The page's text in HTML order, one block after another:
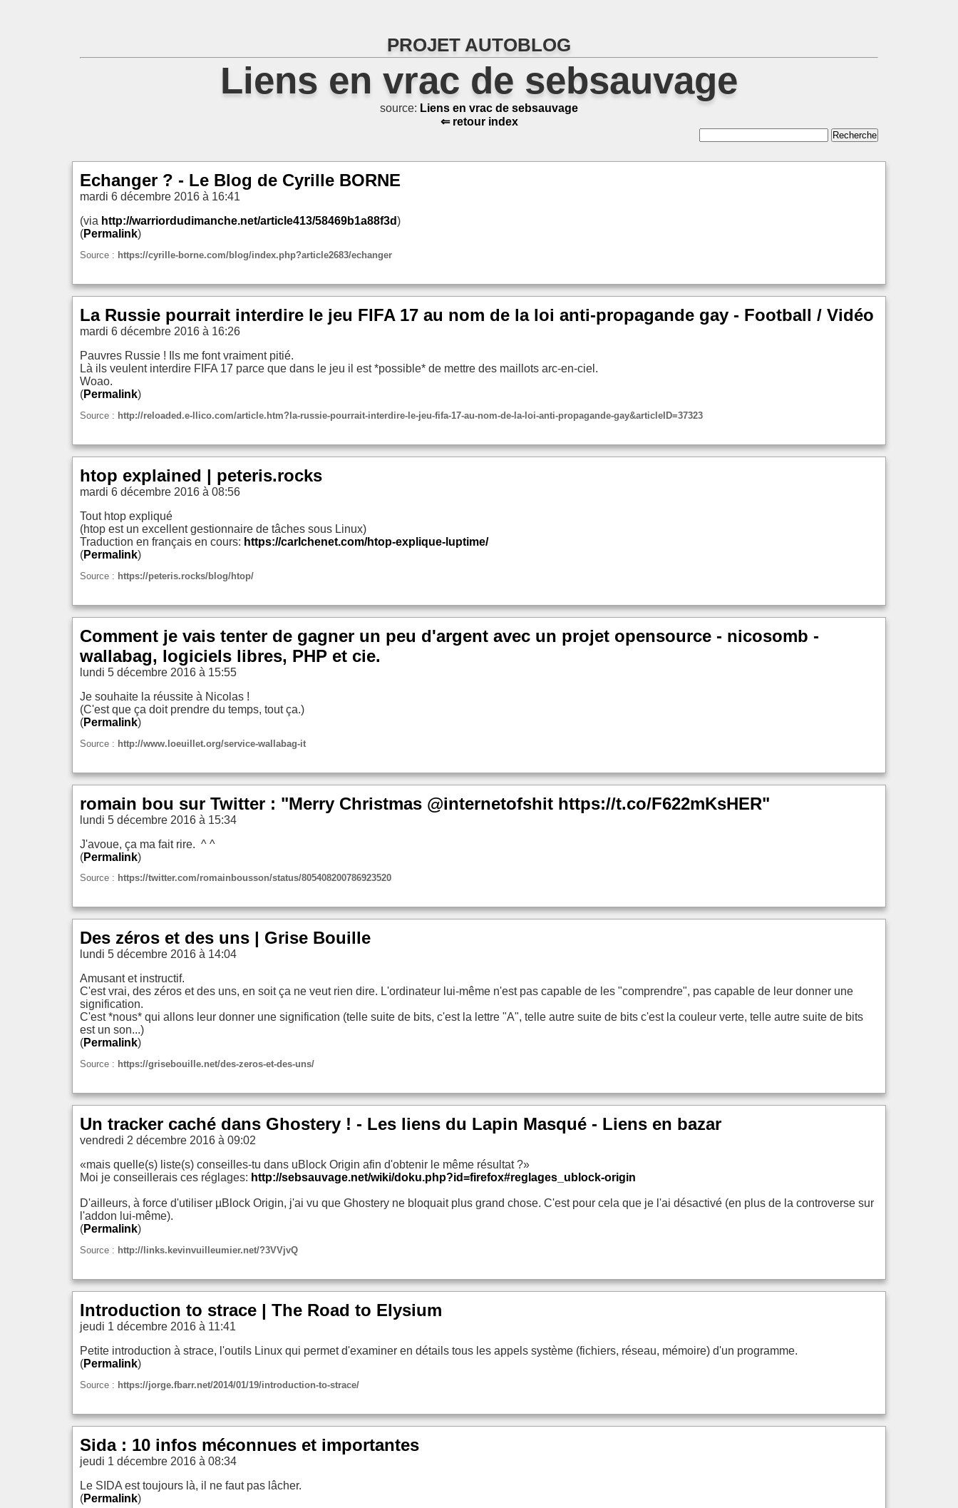
PROJET AUTOBLOG
Liens en vrac de sebsauvage
source: Liens en vrac de sebsauvage
⇐ retour index
Echanger ? - Le Blog de Cyrille BORNE
mardi 6 décembre 2016 à 16:41
(via http://warriordudimanche.net/article413/58469b1a88f3d)
(Permalink)
Source : https://cyrille-borne.com/blog/index.php?article2683/echanger
La Russie pourrait interdire le jeu FIFA 17 au nom de la loi anti-propagande gay - Football / Vidéo
mardi 6 décembre 2016 à 16:26
Pauvres Russie ! Ils me font vraiment pitié.
Là ils veulent interdire FIFA 17 parce que dans le jeu il est *possible* de mettre des maillots arc-en-ciel.
Woao.
(Permalink)
Source : http://reloaded.e-llico.com/article.htm?la-russie-pourrait-interdire-le-jeu-fifa-17-au-nom-de-la-loi-anti-propagande-gay&articleID=37323
htop explained | peteris.rocks
mardi 6 décembre 2016 à 08:56
Tout htop expliqué
(htop est un excellent gestionnaire de tâches sous Linux)
Traduction en français en cours: https://carlchenet.com/htop-explique-luptime/
(Permalink)
Source : https://peteris.rocks/blog/htop/
Comment je vais tenter de gagner un peu d'argent avec un projet opensource - nicosomb -
wallabag, logiciels libres, PHP et cie.
lundi 5 décembre 2016 à 15:55
Je souhaite la réussite à Nicolas !
(C'est que ça doit prendre du temps, tout ça.)
(Permalink)
Source : http://www.loeuillet.org/service-wallabag-it
romain bou sur Twitter : "Merry Christmas @internetofshit https://t.co/F622mKsHER"
lundi 5 décembre 2016 à 15:34
J'avoue, ça ma fait rire. ^ ^
(Permalink)
Source : https://twitter.com/romainbousson/status/805408200786923520
Des zéros et des uns | Grise Bouille
lundi 5 décembre 2016 à 14:04
Amusant et instructif.
C'est vrai, des zéros et des uns, en soit ça ne veut rien dire. L'ordinateur lui-même n'est pas capable de les "comprendre", pas capable de leur donner une
signification.
C'est *nous* qui allons leur donner une signification (telle suite de bits, c'est la lettre "A", telle autre suite de bits c'est la couleur verte, telle autre suite de bits
est un son...)
(Permalink)
Source : https://grisebouille.net/des-zeros-et-des-uns/
Un tracker caché dans Ghostery ! - Les liens du Lapin Masqué - Liens en bazar
vendredi 2 décembre 2016 à 09:02
«mais quelle(s) liste(s) conseilles-tu dans uBlock Origin afin d'obtenir le même résultat ?»
Moi je conseillerais ces réglages: http://sebsauvage.net/wiki/doku.php?id=firefox#reglages_ublock-origin
D'ailleurs, à force d'utiliser µBlock Origin, j'ai vu que Ghostery ne bloquait plus grand chose. C'est pour cela que je l'ai désactivé (en plus de la controverse sur
l'addon lui-même).
(Permalink)
Source : http://links.kevinvuilleumier.net/?3VVjvQ
Introduction to strace | The Road to Elysium
jeudi 1 décembre 2016 à 11:41
Petite introduction à strace, l'outils Linux qui permet d'examiner en détails tous les appels système (fichiers, réseau, mémoire) d'un programme.
(Permalink)
Source : https://jorge.fbarr.net/2014/01/19/introduction-to-strace/
Sida : 10 infos méconnues et importantes
jeudi 1 décembre 2016 à 08:34
Le SIDA est toujours là, il ne faut pas lâcher.
(Permalink)